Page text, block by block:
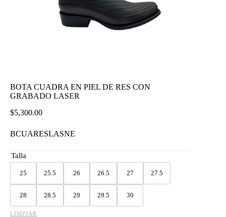
BOTA CUADRA EN PIEL DE RES CON
GRABADO LASER
$5,300.00
BCUARESLASNE
Talla
25 25.5 26 26.5 27 27.5
28 28.5 29 29.5 30
LIMPIAR